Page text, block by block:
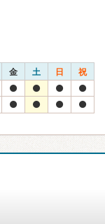
金 土 日 祝